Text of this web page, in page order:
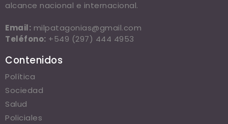
alcance nacional e internacional.
Email: milpatagonias@gmail.com
Teléfono: +549 (297) 444 4953
Contenidos
Política
Sociedad
Salud
Policiales